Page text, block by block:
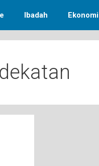
Ibadah Ekonomi